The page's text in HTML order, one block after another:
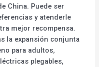
China. Puede ser
y atenderle
mejor recompensa.
la expansión conjunta
para adultos,
plegables,